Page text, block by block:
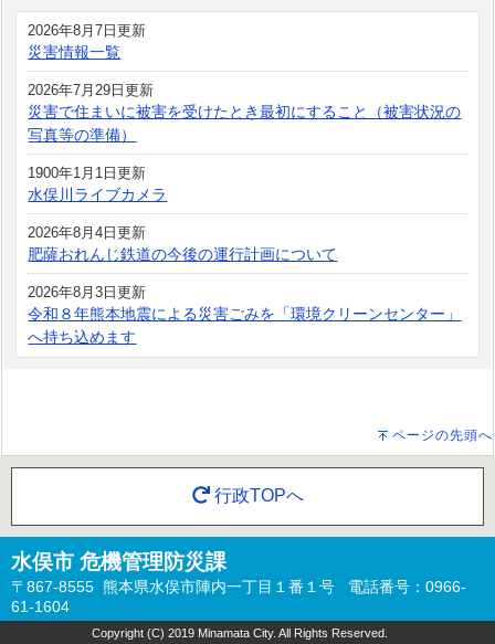
2026年8月7日更新
災害情報一覧
2026年7月29日更新
災害で住まいに被害を受けたとき最初にすること（被害状況の
写真等の準備）
1900年1月1日更新
水俣川ライブカメラ
2026年8月4日更新
肥薩おれんじ鉄道の今後の運行計画について
2026年8月3日更新
令和８年熊本地震による災害ごみを「環境クリーンセンター」
へ持ち込めます
ページの先頭へ
行政TOPへ
水俣市 危機管理防災課
〒867-8555 熊本県水俣市陣内一丁目１番１号 電話番号：0966-
61-1604
Copyright (C) 2019 Minamata City. All Rights Reserved.